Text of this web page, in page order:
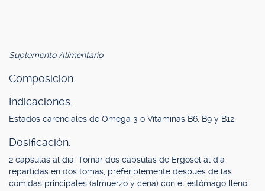
Suplemento Alimentario.
Composición.
Indicaciones.
Estados carenciales de Omega 3 o Vitaminas B6, B9 y B12.
Dosificación.
2 cápsulas al día. Tomar dos cápsulas de Ergosel al día
repartidas en dos tomas, preferiblemente después de las
comidas principales (almuerzo y cena) con el estómago lleno.